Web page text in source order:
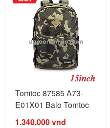
Tomtoc 87585 A73-
E01X01 Balo Tomtoc
lightweight ...
1.340.000vnđ